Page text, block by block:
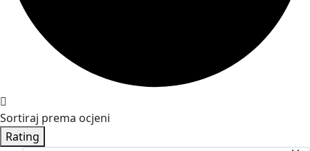
Sortiraj prema ocjeni
Rating